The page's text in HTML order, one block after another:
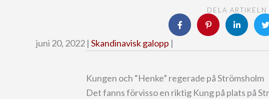
DELA ARTIKELN
juni 20, 2022 | Skandinavisk galopp |
Kungen och “Henke” regerade på Strömsholm
Det fanns förvisso en riktig Kung på plats på